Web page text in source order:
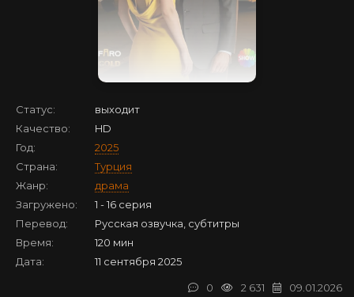
Статус:
выходит
Качество:
HD
Год:
2025
Страна:
Турция
Жанр:
драма
Загружено:
1 - 16 серия
Перевод:
Русская озвучка, субтитры
Время:
120 мин
Дата:
11 сентября 2025
09.01.2026
2 631
0